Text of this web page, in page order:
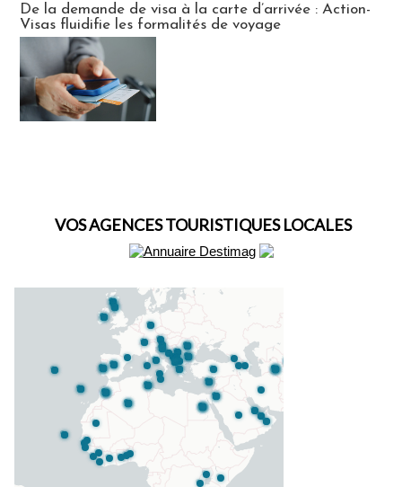
De la demande de visa à la carte d’arrivée : Action-
Visas fluidifie les formalités de voyage
VOS AGENCES TOURISTIQUES LOCALES